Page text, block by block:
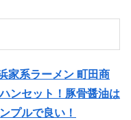
家系ラーメン 町田商
ンセット！豚骨醤油は
プルで良い！